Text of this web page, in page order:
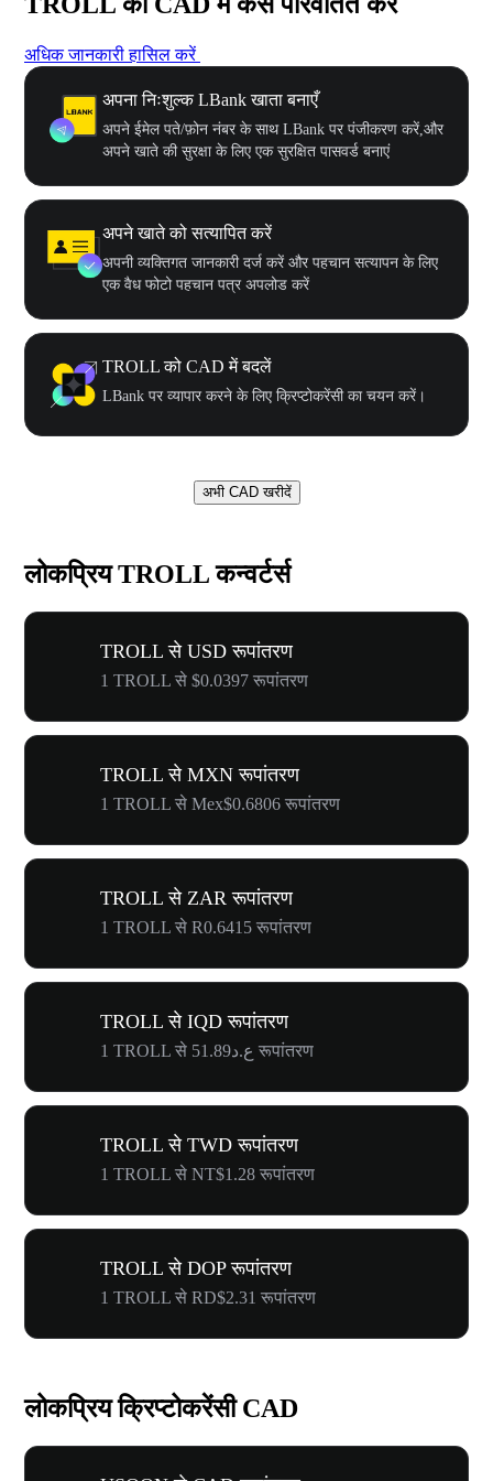
अधिक जानकारी हासिल करें
अपना निःशुल्क LBank खाता बनाएँ
अपने ईमेल पते/फ़ोन नंबर के साथ LBank पर पंजीकरण करें,और
अपने खाते की सुरक्षा के लिए एक सुरक्षित पासवर्ड बनाएं
अपने खाते को सत्यापित करें
अपनी व्यक्तिगत जानकारी दर्ज करें और पहचान सत्यापन के लिए
एक वैध फोटो पहचान पत्र अपलोड करें
TROLL को CAD में बदलें
LBank पर व्यापार करने के लिए क्रिप्टोकरेंसी का चयन करें।
अभी CAD खरीदें
लोकप्रिय TROLL कन्वर्टर्स
TROLL से USD रूपांतरण
1 TROLL से $0.0397 रूपांतरण
TROLL से MXN रूपांतरण
1 TROLL से Mex$0.6806 रूपांतरण
TROLL से ZAR रूपांतरण
1 TROLL से R0.6415 रूपांतरण
TROLL से IQD रूपांतरण
1 TROLL से ع.د51.89 रूपांतरण
TROLL से TWD रूपांतरण
1 TROLL से NT$1.28 रूपांतरण
TROLL से DOP रूपांतरण
1 TROLL से RD$2.31 रूपांतरण
लोकप्रिय क्रिप्टोकरेंसी CAD